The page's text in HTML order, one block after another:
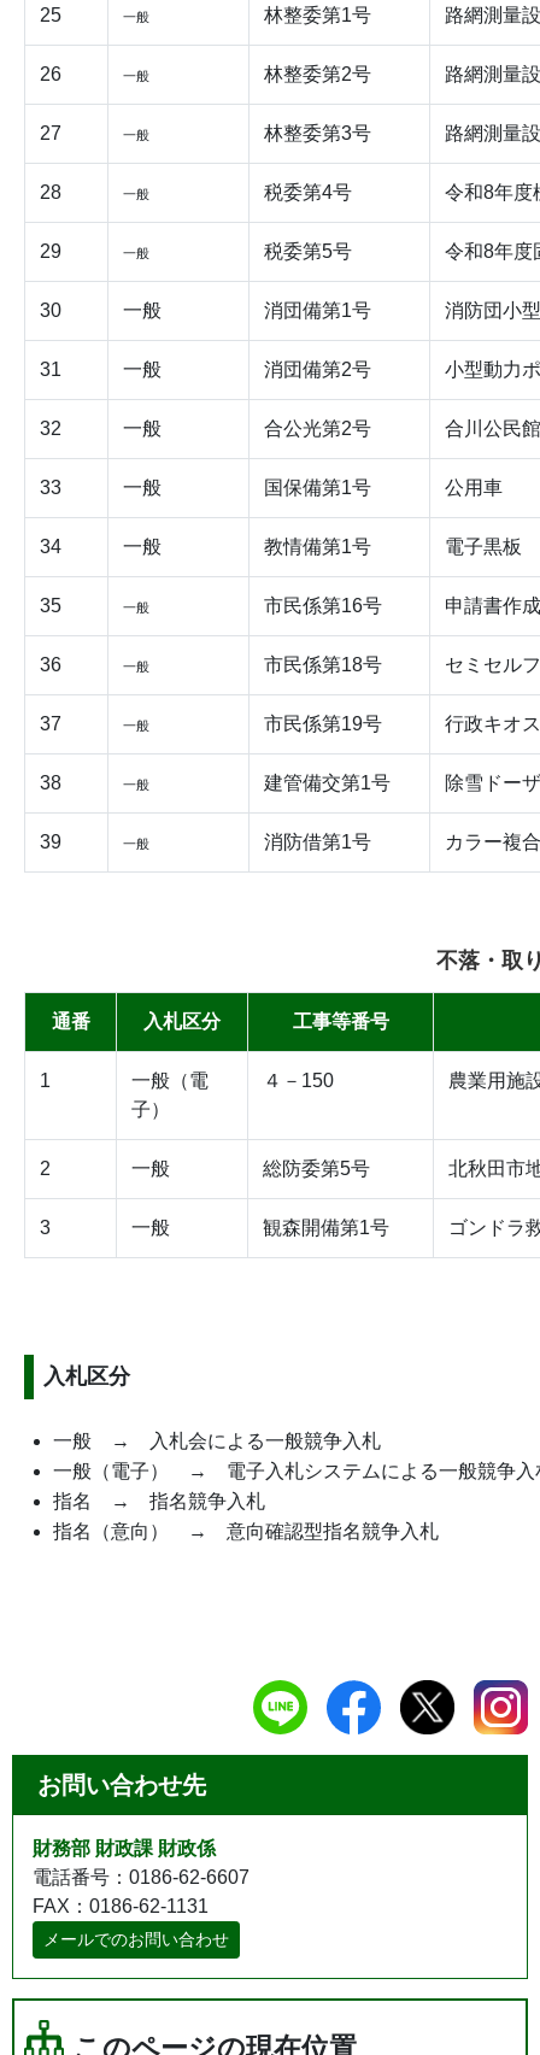
25 一般 林整委第1号 路網測量
26 一般 林整委第2号 路網測量
27 一般 林整委第3号 路網測量
28 一般 税委第4号 令和8年度
29 一般 税委第5号 令和8年度
30 一般 消団備第1号 消防団小
31 一般 消団備第2号 小型動力
32 一般 合公光第2号 合川公民
33 一般 国保備第1号 公用車
34 一般 教情備第1号 電子黒板
35 一般 市民係第16号 申請書作
36 一般 市民係第18号 セミセル
37 一般 市民係第19号 行政キオ
38 一般 建管備交第1号 除雪ドー
39 一般 消防借第1号 カラー複
不落・取
通番 入札区分 工事等番号
1
一般（電
子）
４－150 農業用施
2 一般 総防委第5号 北秋田市
3 一般 観森開備第1号 ゴンドラ
入札区分
一般 → 入札会による一般競争入札
一般（電子） → 電子入札システムによる一般競争入
指名 → 指名競争入札
指名（意向） → 意向確認型指名競争入札
お問い合わせ先
財務部 財政課 財政係
電話番号：0186-62-6607
FAX：0186-62-1131
メールでのお問い合わせ
このページの現在位置